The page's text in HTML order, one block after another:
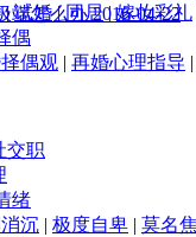
|试婚|同居|嫁妆彩礼
偶
偶观 | 再婚心理指导 |
交职
绪
沉 | 极度自卑 | 莫名
端怎么办 2016-04-22